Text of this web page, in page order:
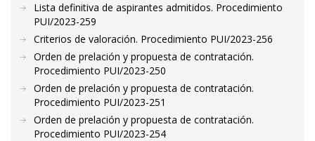
Lista definitiva de aspirantes admitidos. Procedimiento
PUI/2023-259
Criterios de valoración. Procedimiento PUI/2023-256
Orden de prelación y propuesta de contratación.
Procedimiento PUI/2023-250
Orden de prelación y propuesta de contratación.
Procedimiento PUI/2023-251
Orden de prelación y propuesta de contratación.
Procedimiento PUI/2023-254